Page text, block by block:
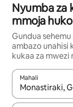
Nyumba za
mmoja
Gundua
ambazo unahisi
kukaa za mwezi
Mahali
Wakati